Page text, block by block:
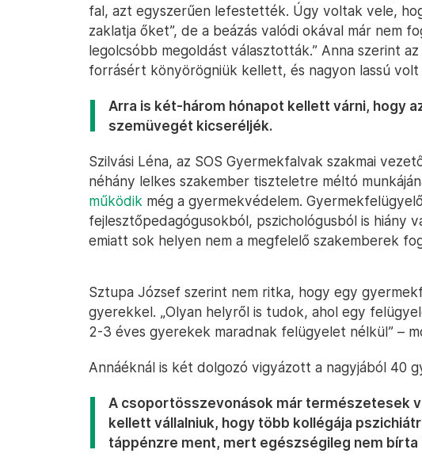
fal, azt egyszerűen lefestették. Úgy voltak vele,
zaklatja őket”, de a beázás valódi okával már nem
legolcsóbb megoldást választották.” Anna szerint
forrásért könyörögniük kellett, és nagyon lassú volt
Arra is két-három hónapot kellett várni, hogy
szemüvegét kicseréljék.
Szilvási Léna, az SOS Gyermekfalvak szakmai
néhány lelkes szakember tiszteletre méltó
működik még a gyermekvédelem.
fejlesztőpedagógusokból, pszichológusból is hiány
emiatt sok helyen nem a megfelelő szakemberek
Sztupa József szerint nem ritka, hogy egy
gyerekkel. „Olyan helyről is tudok, ahol egy
2-3 éves gyerekek maradnak felügyelet nélkül” –
Annáéknál is két dolgozó vigyázott a nagyjából 40
A csoportösszevonások már természetesek
kellett vállalniuk, hogy több kollégája
táppénzre ment, mert egészségileg nem bírta